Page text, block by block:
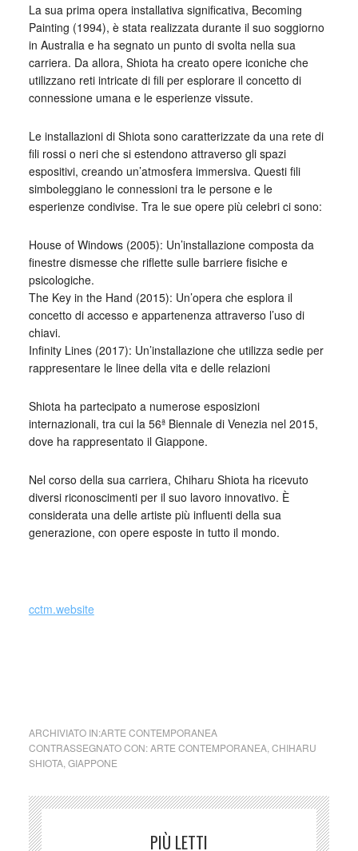
La sua prima opera installativa significativa, Becoming
Painting (1994), è stata realizzata durante il suo soggiorno
in Australia e ha segnato un punto di svolta nella sua
carriera. Da allora, Shiota ha creato opere iconiche che
utilizzano reti intricate di fili per esplorare il concetto di
connessione umana e le esperienze vissute.
Le installazioni di Shiota sono caratterizzate da una rete di
fili rossi o neri che si estendono attraverso gli spazi
espositivi, creando un’atmosfera immersiva. Questi fili
simboleggiano le connessioni tra le persone e le
esperienze condivise. Tra le sue opere più celebri ci sono:
House of Windows (2005): Un’installazione composta da
finestre dismesse che riflette sulle barriere fisiche e
psicologiche.
The Key in the Hand (2015): Un’opera che esplora il
concetto di accesso e appartenenza attraverso l’uso di
chiavi.
Infinity Lines (2017): Un’installazione che utilizza sedie per
rappresentare le linee della vita e delle relazioni
Shiota ha partecipato a numerose esposizioni
internazionali, tra cui la 56ª Biennale di Venezia nel 2015,
dove ha rappresentato il Giappone.
Nel corso della sua carriera, Chiharu Shiota ha ricevuto
diversi riconoscimenti per il suo lavoro innovativo. È
considerata una delle artiste più influenti della sua
generazione, con opere esposte in tutto il mondo.
cctm.website
ARCHIVIATO IN:ARTE CONTEMPORANEA
CONTRASSEGNATO CON:ARTE CONTEMPORANEA, CHIHARU
SHIOTA, GIAPPONE
PIÙ LETTI